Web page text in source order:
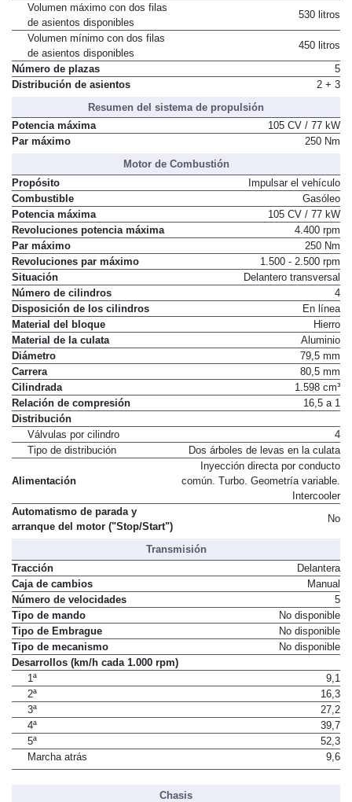
Volumen máximo con dos filas
de asientos disponibles
530 litros
Volumen mínimo con dos filas
de asientos disponibles
450 litros
Número de plazas
5
Distribución de asientos
2 + 3
Resumen del sistema de propulsión
Potencia máxima
105 CV / 77 kW
Par máximo
250 Nm
Motor de Combustión
Propósito
Impulsar el vehículo
Combustible
Gasóleo
Potencia máxima
105 CV / 77 kW
Revoluciones potencia máxima
4.400 rpm
Par máximo
250 Nm
Revoluciones par máximo
1.500 - 2.500 rpm
Situación
Delantero transversal
Número de cilindros
4
Disposición de los cilindros
En línea
Material del bloque
Hierro
Material de la culata
Aluminio
Diámetro
79,5 mm
Carrera
80,5 mm
Cilindrada
1.598 cm³
Relación de compresión
16,5 a 1
Distribución
Válvulas por cilindro
4
Tipo de distribución
Dos árboles de levas en la culata
Alimentación
Inyección directa por conducto
común. Turbo. Geometría variable.
Intercooler
Automatismo de parada y
arranque del motor ("Stop/Start")
No
Transmisión
Tracción
Delantera
Caja de cambios
Manual
Número de velocidades
5
Tipo de mando
No disponible
Tipo de Embrague
No disponible
Tipo de mecanismo
No disponible
Desarrollos (km/h cada 1.000 rpm)
1ª
9,1
2ª
16,3
3ª
27,2
4ª
39,7
5ª
52,3
Marcha atrás
9,6
Chasis